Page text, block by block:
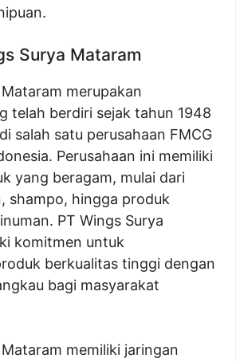
Surya Mataram
merupakan
telah berdiri sejak tahun 1948
salah satu perusahaan FMCG
Perusahaan ini memiliki
yang beragam, mulai dari
shampo, hingga produk
PT Wings Surya
komitmen untuk
berkualitas tinggi dengan
bagi masyarakat
memiliki jaringan